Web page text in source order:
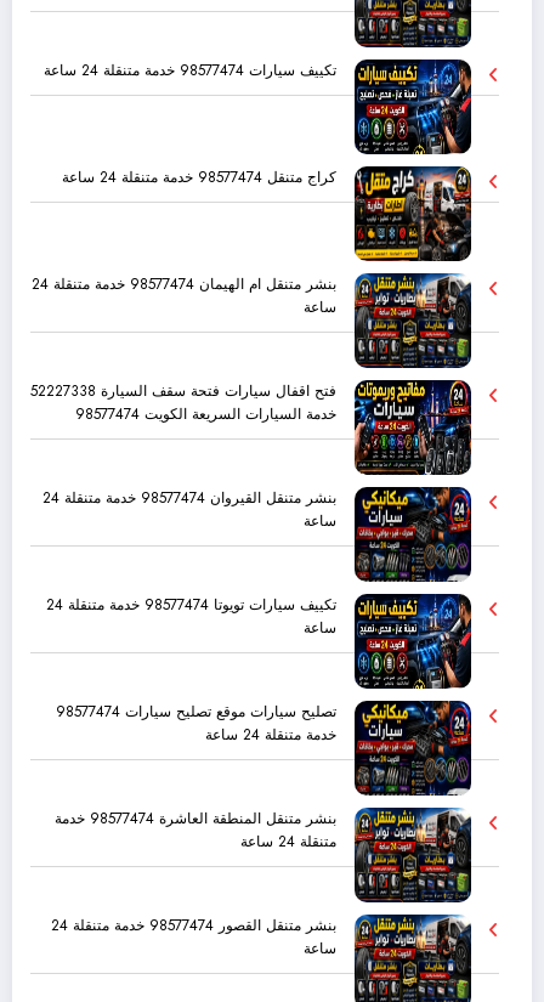
تكييف سيارات 98577474 خدمة متنقلة 24 ساعة
كراج متنقل 98577474 خدمة متنقلة 24 ساعة
بنشر متنقل ام الهيمان 98577474 خدمة متنقلة 24
ساعة
فتح اقفال سيارات فتحة سقف السيارة 52227338
خدمة السيارات السريعة الكويت 98577474
بنشر متنقل القيروان 98577474 خدمة متنقلة 24
ساعة
تكييف سيارات تويوتا 98577474 خدمة متنقلة 24
ساعة
تصليح سيارات موقع تصليح سيارات 98577474
خدمة متنقلة 24 ساعة
بنشر متنقل المنطقة العاشرة 98577474 خدمة
متنقلة 24 ساعة
بنشر متنقل القصور 98577474 خدمة متنقلة 24
ساعة